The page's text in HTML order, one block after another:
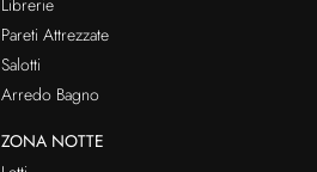
Pareti Attrezzate
Salotti
Arredo Bagno
ZONA NOTTE